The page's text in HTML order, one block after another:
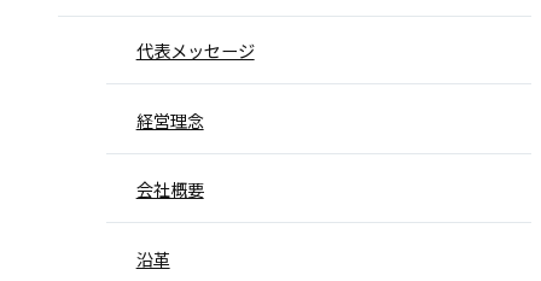
代表メッセージ
経営理念
会社概要
沿革